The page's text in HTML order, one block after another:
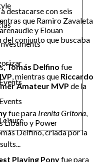
destacarse con seis
que Ramiro Zavaleta
y Elouan
conjunto que buscaba
Tomás Delfino fue
, mientras que Riccardo
Amateur MVP de la
fue para Irenita Gritona
Líbano y Power
Delfino, criada por la
Playing Ponyfue para